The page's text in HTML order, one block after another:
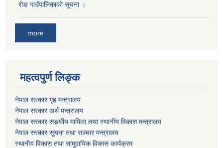
राेङ गाउँपालिकाको सूचना ।
more
महत्वपुर्ण लिङ्क
नेपाल सरकार गृह मन्त्रालय
नेपाल सरकार अर्थ मन्त्रालय
नेपाल सरकार सङ्घीय मामिला तथा स्थानीय विकास मन्त्रालय
नेपाल सरकार सूचना तथा सञ्चार मन्त्रालय
स्थानीय विकास तथा सामुदायिक विकास कार्यक्रम